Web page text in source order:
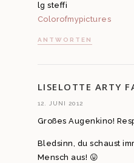
lg steffi
Colorofmypictures
ANTWORTEN
LISELOTTE ARTY
12. JUNI 2012
Großes Augenkino!
Bledsinn, du schaust
Mensch aus! 😛